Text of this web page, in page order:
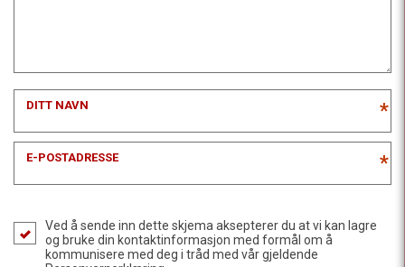
DITT NAVN *
E-POSTADRESSE *
Ved å sende inn dette skjema aksepterer du at vi kan lagre
og bruke din kontaktinformasjon med formål om å
kommunisere med deg i tråd med vår gjeldende